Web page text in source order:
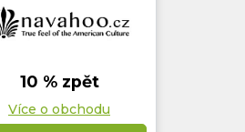
10 % zpět
Více o obchodu